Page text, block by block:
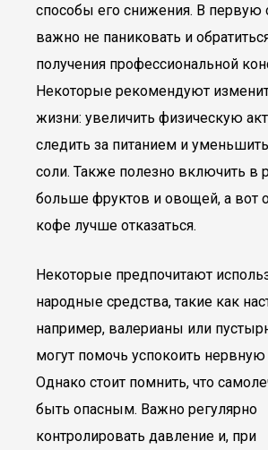
способы его снижения. В первую
важно не паниковать и
получения профессиональной
Некоторые рекомендуют
жизни: увеличить физическую
следить за питанием и
соли. Также полезно включить в
больше фруктов и овощей, а вот
кофе лучше отказаться.
Некоторые предпочитают
народные средства, такие как
например, валерианы или
могут помочь успокоить нервную
Однако стоит помнить, что
быть опасным. Важно регулярно
контролировать давление и, при